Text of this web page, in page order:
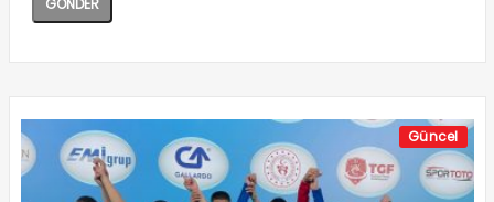
Güncel